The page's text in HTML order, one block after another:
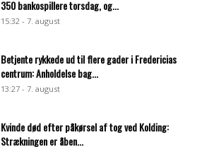
350 bankospillere torsdag, og...
15:32 - 7. august
Betjente rykkede ud til flere gader i Fredericias
centrum: Anholdelse bag...
13:27 - 7. august
Kvinde død efter påkørsel af tog ved Kolding:
Strækningen er åben...